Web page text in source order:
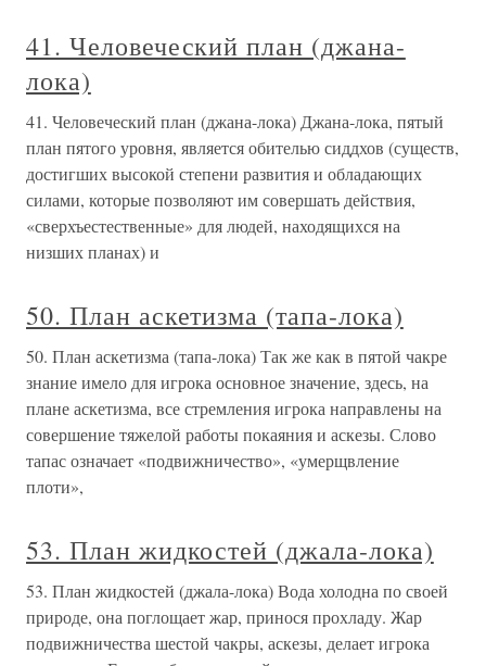
41. Человеческий план (джана-
лока)
41. Человеческий план (джана-лока) Джана-лока, пятый
план пятого уровня, является обителью сиддхов (существ,
достигших высокой степени развития и обладающих
силами, которые позволяют им совершать действия,
«сверхъестественные» для людей, находящихся на
низших планах) и
50. План аскетизма (тапа-лока)
50. План аскетизма (тапа-лока) Так же как в пятой чакре
знание имело для игрока основное значение, здесь, на
плане аскетизма, все стремления игрока направлены на
совершение тяжелой работы покаяния и аскезы. Слово
тапас означает «подвижничество», «умерщвление
плоти»,
53. План жидкостей (джала-лока)
53. План жидкостей (джала-лока) Вода холодна по своей
природе, она поглощает жар, принося прохладу. Жар
подвижничества шестой чакры, аскезы, делает игрока